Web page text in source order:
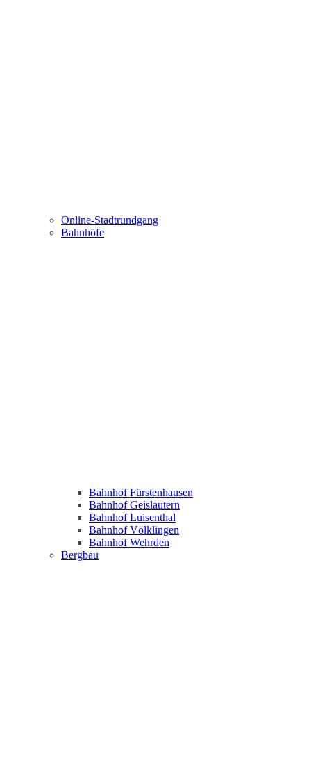
Online-Stadtrundgang
Bahnhöfe
Bahnhof Fürstenhausen
Bahnhof Geislautern
Bahnhof Luisenthal
Bahnhof Völklingen
Bahnhof Wehrden
Bergbau